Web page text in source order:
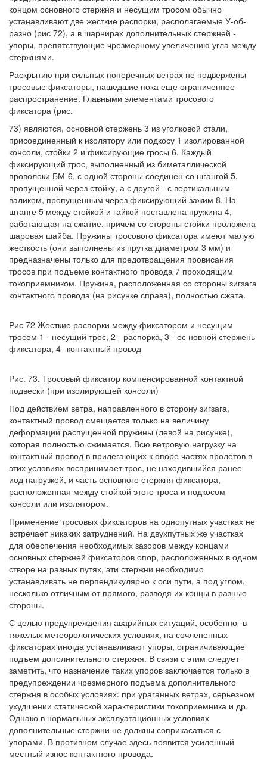
концом основного стержня и несущим тросом обычно
устанавливают две жесткие распорки, располагаемые У-об-
разно (рис 72), а в шарнирах дополнительных стержней -
упоры, препятствующие чрезмерному увеличению угла между
стержнями.
Раскрытию при сильных поперечных ветрах не подвержены
тросовые фиксаторы, нашедшие пока еще ограниченное
распространение. Главными элементами тросового
фиксатора (рис.
73) являются, основной стержень 3 из уголковой стали,
присоединенный к изолятору или подкосу 1 изолированной
консоли, стойки 2 и фиксирующие гросы 6. Каждый
фиксирующий трос, выполненный из биметаллической
проволоки БМ-6, с одной стороны соединен со шгангой 5,
пропущенной через стойку, а с другой - с вертикальным
валиком, пропущенным через фиксирующий зажим 8. На
штанге 5 между стойкой и гайкой поставлена пружина 4,
работающая на сжатие, причем со стороны стойки проложена
шаровая шайба. Пружины тросового фиксатора имеют малую
жесткость (они выполнены из прутка диаметром 3 мм) и
предназначены только для предотвращения провисания
тросов при подъеме контактного провода 7 проходящим
токоприемником. Пружина, расположенная со стороны зигзага
контактного провода (на рисунке справа), полностью сжата.
Рис 72 Жесткие распорки между фиксатором и несущим
тросом 1 - несущий трос, 2 - распорка, 3 - ос новной стержень
фиксатора, 4--контактный провод
Рис. 73. Тросовый фиксатор компенсированной контактной
подвески (при изолирующей консоли)
Под действием ветра, направленного в сторону зигзага,
контактный провод смещается только на величину
деформации распущенной пружины (левой на рисунке),
которая полностью сжимается. Всю ветровую нагрузку на
контактный провод в прилегающих к опоре частях пролетов в
этих условиях воспринимает трос, не находившийся ранее
иод нагрузкой, и часть основного стержня фиксатора,
расположенная между стойкой этого троса и подкосом
консоли или изолятором.
Применение тросовых фиксаторов на однопутных участках не
встречает никаких затруднений. На двухпутных же участках
для обеспечения необходимых зазоров между концами
основных стержней фиксаторов опор, расположенных в одном
створе на разных путях, эти стержни необходимо
устанавливать не перпендикулярно к оси пути, а под углом,
несколько отличным от прямого, разводя их концы в разные
стороны.
С целью предупреждения аварийных ситуаций, особенно -в
тяжелых метеорологических условиях, на сочлененных
фиксаторах иногда устанавливают упоры, ограничивающие
подъем дополнительного стержня. В связи с этим следует
заметить, что назначение таких упоров заключается только в
предупреждении чрезмерного подъема дополнительного
стержня в особых условиях: при ураганных ветрах, серьезном
ухудшении статической характеристики токоприемника и др.
Однако в нормальных эксплуатационных условиях
дополнительные стержни не должны соприкасаться с
упорами. В противном случае здесь появится усиленный
местный износ контактного провода.